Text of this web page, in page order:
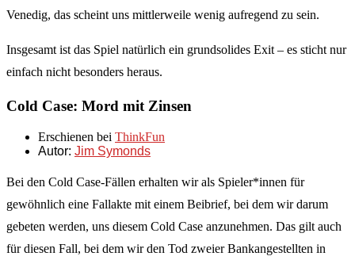
Venedig, das scheint uns mittlerweile wenig aufregend zu sein.
Insgesamt ist das Spiel natürlich ein grundsolides Exit – es sticht nur
einfach nicht besonders heraus.
Cold Case: Mord mit Zinsen
Erschienen bei ThinkFun
Autor: Jim Symonds
Bei den Cold Case-Fällen erhalten wir als Spieler*innen für
gewöhnlich eine Fallakte mit einem Beibrief, bei dem wir darum
gebeten werden, uns diesem Cold Case anzunehmen. Das gilt auch
für diesen Fall, bei dem wir den Tod zweier Bankangestellten in